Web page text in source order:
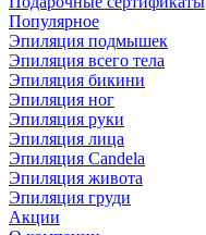
Популярное
Эпиляция подмышек
Эпиляция всего тела
Эпиляция бикини
Эпиляция ног
Эпиляция руки
Эпиляция лица
Эпиляция Candela
Эпиляция живота
Эпиляция груди
Акции